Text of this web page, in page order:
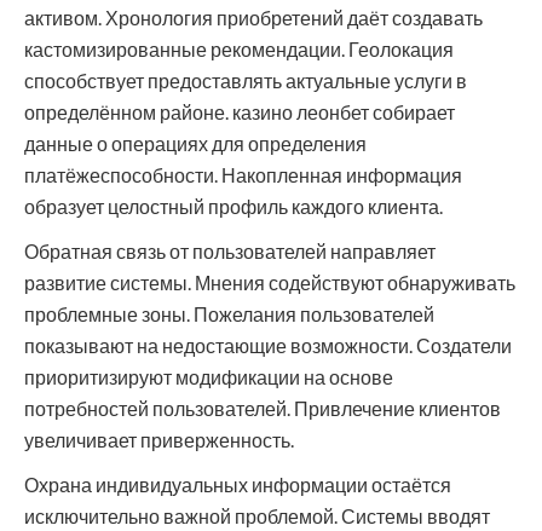
активом. Хронология приобретений даёт создавать
кастомизированные рекомендации. Геолокация
способствует предоставлять актуальные услуги в
определённом районе. казино леонбет собирает
данные о операциях для определения
платёжеспособности. Накопленная информация
образует целостный профиль каждого клиента.
Обратная связь от пользователей направляет
развитие системы. Мнения содействуют обнаруживать
проблемные зоны. Пожелания пользователей
показывают на недостающие возможности. Создатели
приоритизируют модификации на основе
потребностей пользователей. Привлечение клиентов
увеличивает приверженность.
Охрана индивидуальных информации остаётся
исключительно важной проблемой. Системы вводят